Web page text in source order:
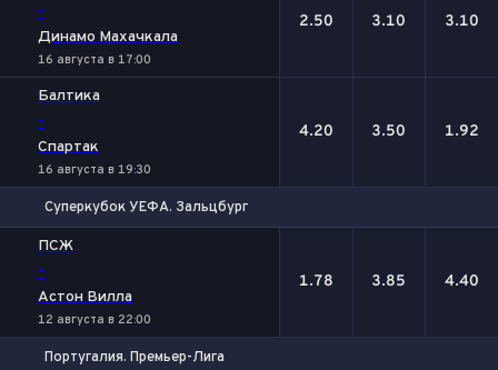
-
Динамо Махачкала
16 августа в 17:00
2.50 3.10 3.10
Балтика
-
Спартак
16 августа в 19:30
4.20 3.50 1.92
Суперкубок УЕФА. Зальцбург
ПСЖ
-
Астон Вилла
12 августа в 22:00
1.78 3.85 4.40
Португалия. Премьер-Лига